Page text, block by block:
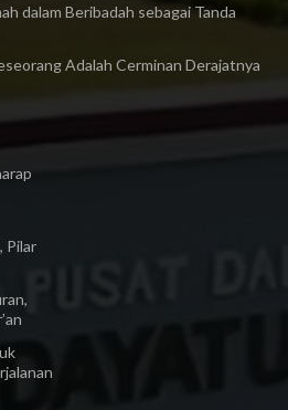
dalam Beribadah sebagai Tanda
Adalah Cerminan Derajatnya
Pilar